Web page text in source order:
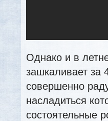
Однако и в
зашкаливает за
совершенно
насладиться
состоятельные